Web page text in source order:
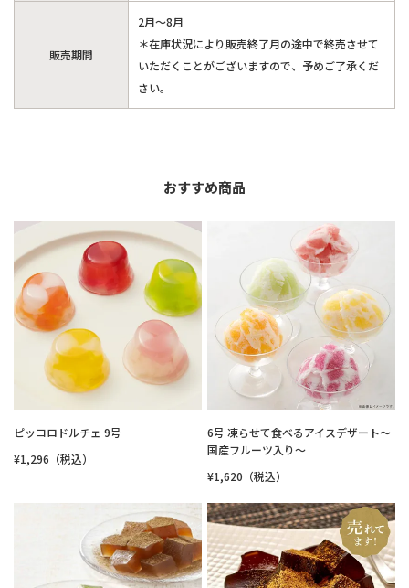
販売期間
2月～8月
＊在庫状況により販売終了月の途中で終売させて
いただくことがございますので、予めご了承くだ
さい。
おすすめ商品
ピッコロドルチェ 9号
¥1,296（税込）
6号 凍らせて食べるアイスデザート～
国産フルーツ入り～
¥1,620（税込）